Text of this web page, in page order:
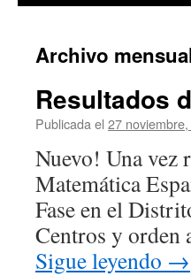
Archivo
Resultados
Publicada el 27
Nuevo! Una vez
Matemática
Fase en el
Centros y orden
Sigue leyendo →